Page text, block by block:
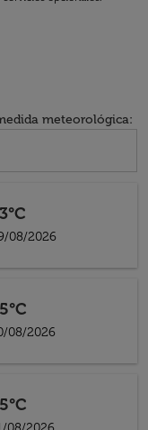
meteorológica:
08/2026
08/2026